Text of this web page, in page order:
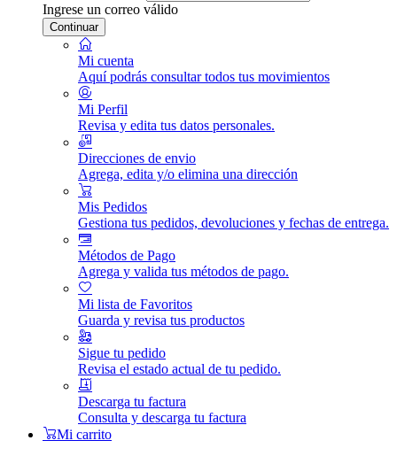
Ingrese un correo válido
Continuar
Mi cuenta
Aquí podrás consultar todos tus movimientos
Mi Perfil
Revisa y edita tus datos personales.
Direcciones de envio
Agrega, edita y/o elimina una dirección
Mis Pedidos
Gestiona tus pedidos, devoluciones y fechas de entrega.
Métodos de Pago
Agrega y valida tus métodos de pago.
Mi lista de Favoritos
Guarda y revisa tus productos
Sigue tu pedido
Revisa el estado actual de tu pedido.
Descarga tu factura
Consulta y descarga tu factura
Mi carrito